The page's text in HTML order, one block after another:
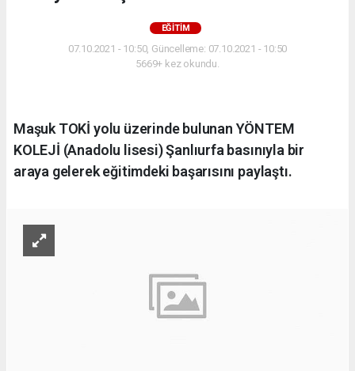
EĞITIM
07.10.2021 - 10:50, Güncelleme: 07.10.2021 - 10:50
5669+ kez okundu.
Maşuk TOKİ yolu üzerinde bulunan YÖNTEM
KOLEJİ (Anadolu lisesi) Şanlıurfa basınıyla bir
araya gelerek eğitimdeki başarısını paylaştı.